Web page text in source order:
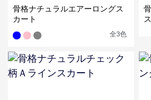
骨格ナチュラルエアーロングス
カート
全3色